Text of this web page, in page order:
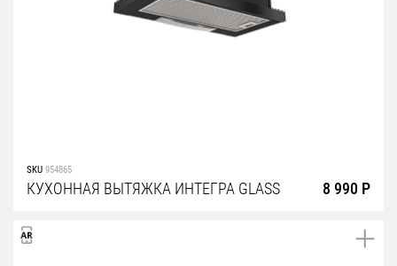
SKU 954865
КУХОННАЯ ВЫТЯЖКА ИНТЕГРА GLASS 8 990 Р